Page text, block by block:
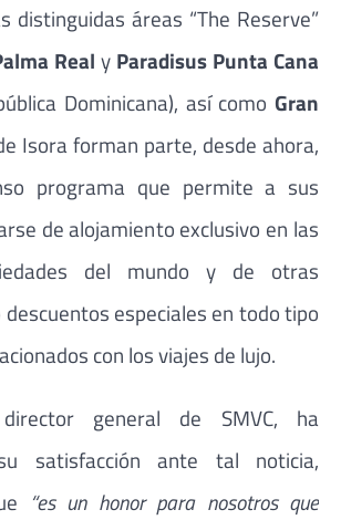
distinguidas áreas “The Reserve”
Real y Paradisus Punta Cana
Dominicana), así como Gran
Isora forman parte, desde ahora,
programa que permite a sus
de alojamiento exclusivo en las
del mundo y de otras
especiales en todo tipo
con los viajes de lujo.
general de SMVC, ha
satisfacción ante tal noticia,
“es un honor para nosotros que